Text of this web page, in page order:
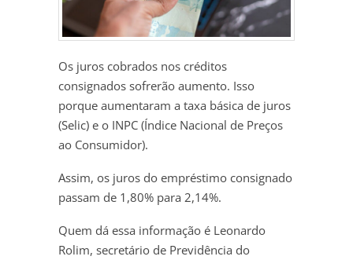
Os juros cobrados nos créditos
consignados sofrerão aumento. Isso
porque aumentaram a taxa básica de juros
(Selic) e o INPC (Índice Nacional de Preços
ao Consumidor).
Assim, os juros do empréstimo consignado
passam de 1,80% para 2,14%.
Quem dá essa informação é Leonardo
Rolim, secretário de Previdência do